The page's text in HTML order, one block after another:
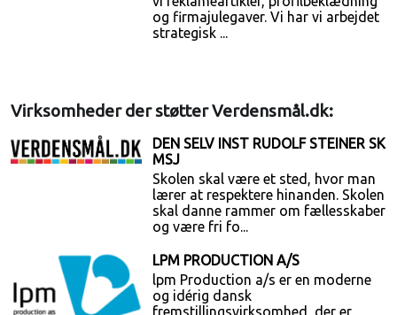
og firmajulegaver. Vi har vi arbejdet
strategisk ...
Virksomheder der støtter Verdensmål.dk:
DEN SELV INST RUDOLF STEINER SK
MSJ
Skolen skal være et sted, hvor man
lærer at respektere hinanden. Skolen
skal danne rammer om fællesskaber
og være fri fo...
LPM PRODUCTION A/S
lpm Production a/s er en moderne
og idérig dansk
fremstillingsvirksomhed, der er